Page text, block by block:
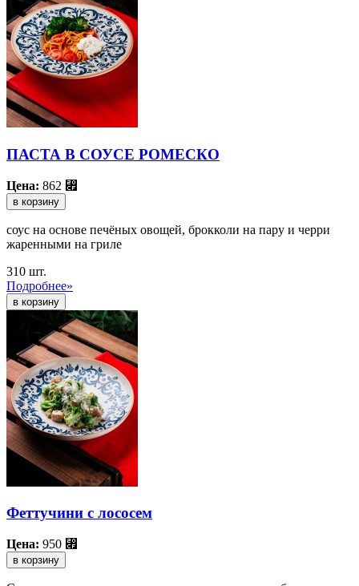
ПАСТА В СОУСЕ РОМЕСКО
Цена: 862 ⃏
в корзину
соус на основе печёных овощей, брокколи на пару и черри
жаренными на гриле
310 шт.
Подробнее»
Феттучини с лососем
Цена: 950 ⃏
в корзину